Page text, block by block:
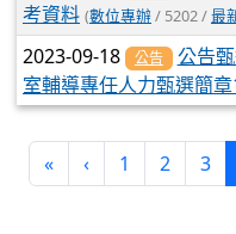
考資料 (數位專辦/ 5202 /最
2023-09-18 公告
公告
室輔導專任人力甄選簡
« ‹ 1 2 3